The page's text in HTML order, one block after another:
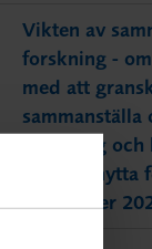
Vikten av
forskning -
med att
forskning
vara till nytta
(december